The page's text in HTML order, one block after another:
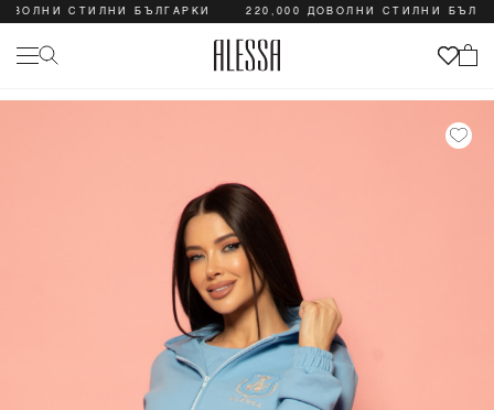
СТИЛНИ БЪЛГАРКИ 220,000 ДОВОЛНИ СТИЛНИ